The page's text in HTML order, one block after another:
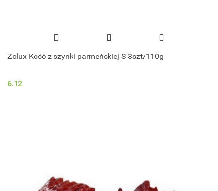
Zolux Kość z szynki parmeńskiej S 3szt/110g
6.12